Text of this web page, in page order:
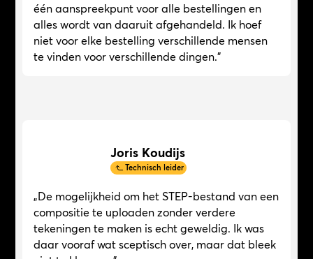
één aanspreekpunt voor alle bestellingen en
alles wordt van daaruit afgehandeld. Ik hoef
niet voor elke bestelling verschillende mensen
te vinden voor verschillende dingen.”
Joris Koudijs
Technisch leider
„De mogelijkheid om het STEP-bestand van een
compositie te uploaden zonder verdere
tekeningen te maken is echt geweldig. Ik was
daar vooraf wat sceptisch over, maar dat bleek